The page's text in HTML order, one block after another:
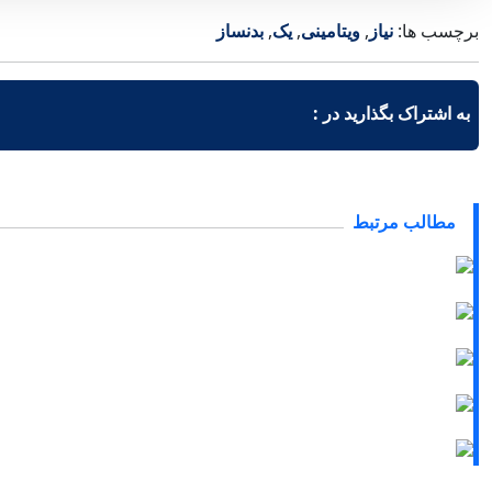
برچسب ها: نیاز , ویتامینی, یک, بدنساز
به اشتراک بگذارید در :
مطالب مرتبط